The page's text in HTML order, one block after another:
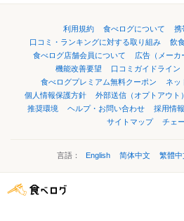
利用規約 食べログについて
携
口コミ・ランキングに対する取り組み
飲
食べログ店舗会員について
広告（メーカ
機能改善要望
口コミガイドライン
食べログプレミアム無料クーポン
ネッ
個人情報保護方針
外部送信（オプトアウト）
推奨環境
ヘルプ・お問い合わせ 採用情報
サイトマップ
チェ
言語： English 简体中文 繁體中